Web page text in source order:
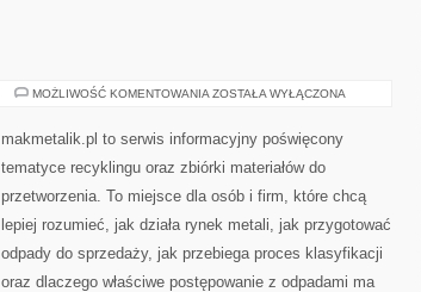
MOŻLIWOŚĆ KOMENTOWANIA MAKMETALIK
ZOSTAŁA WYŁĄCZONA
makmetalik.pl to serwis informacyjny poświęcony
tematyce recyklingu oraz zbiórki materiałów do
przetworzenia. To miejsce dla osób i firm, które chcą
lepiej rozumieć, jak działa rynek metali, jak przygotować
odpady do sprzedaży, jak przebiega proces klasyfikacji
oraz dlaczego właściwe postępowanie z odpadami ma